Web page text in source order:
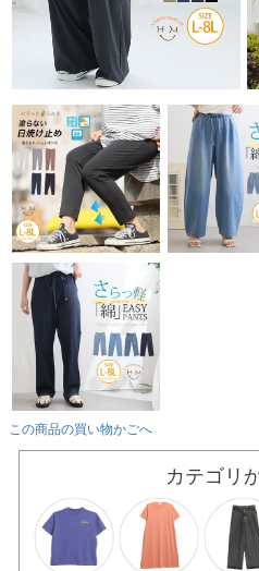
この商品の買い物かごへ
カテゴリ